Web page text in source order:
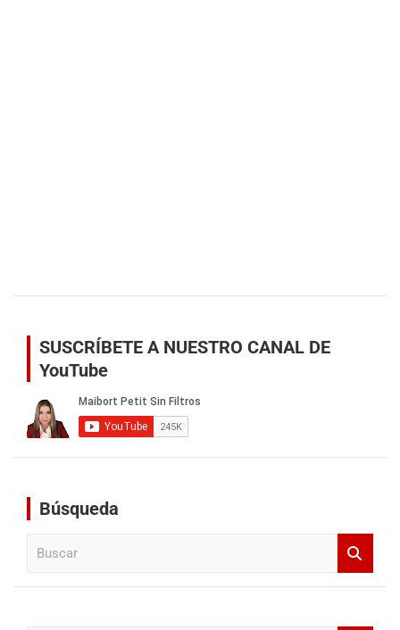
SUSCRÍBETE A NUESTRO CANAL DE
YouTube
Búsqueda